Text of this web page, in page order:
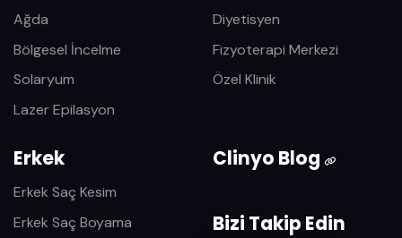
Ağda
Bölgesel İncelme
Solaryum
Lazer Epilasyon
Diyetisyen
Fizyoterapi Merkezi
Özel Klinik
Erkek
Erkek Saç Kesim
Erkek Saç Boyama
Clinyo Blog
Bizi Takip Edin